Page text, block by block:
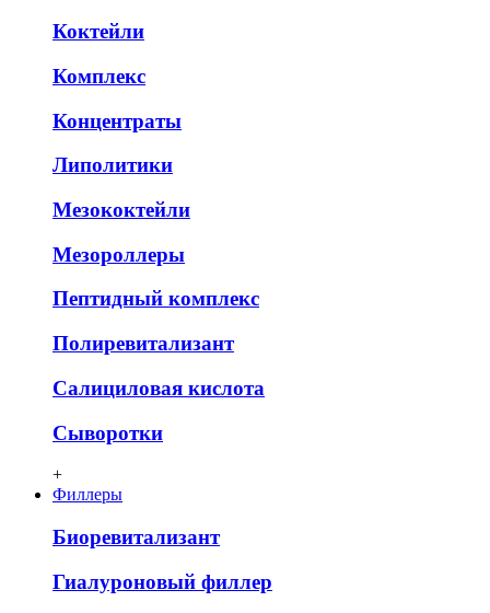
Коктейли
Комплекс
Концентраты
Липолитики
Мезококтейли
Мезороллеры
Пептидный комплекс
Полиревитализант
Салициловая кислота
Сыворотки
+
Филлеры
Биоревитализант
Гиалуроновый филлер